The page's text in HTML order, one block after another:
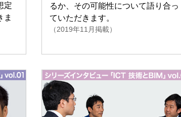
定
ま
るか、その可能性について語り合っ
ていただきます。
（2019年11月掲載）